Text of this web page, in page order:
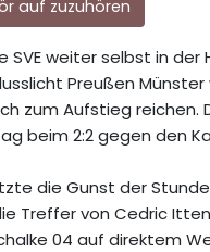
auf zuzuhören
SVE weiter selbst in der
Preußen
zum Aufstieg reichen.
beim 2:2 gegen den
die Gunst der
Treffer von Cedric
04 auf direktem